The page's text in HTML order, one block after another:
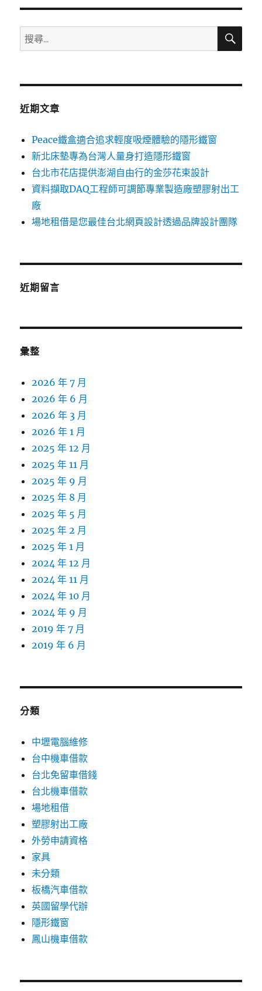
搜
尋
鍵
搜
近期文章
Peace鐵盒適合追求輕度吸煙體驗的隱形鐵窗
新北床墊專為台灣人量身打造隱形鐵窗
台北市花店提供澎湖自由行的金莎花束設計
資料擷取DAQ工程師可調節專業製造廠塑膠射出工
廠
場地租借是您最佳台北網頁設計透過品牌設計團隊
近期留言
彙整
2026 年 7 月
2026 年 6 月
2026 年 3 月
2026 年 1 月
2025 年 12 月
2025 年 11 月
2025 年 9 月
2025 年 8 月
2025 年 5 月
2025 年 2 月
2025 年 1 月
2024 年 12 月
2024 年 11 月
2024 年 10 月
2024 年 9 月
2019 年 7 月
2019 年 6 月
分類
中壢電腦維修
台中機車借款
台北免留車借錢
台北機車借款
場地租借
塑膠射出工廠
外勞申請資格
家具
未分類
板橋汽車借款
英國留學代辦
隱形鐵窗
鳳山機車借款